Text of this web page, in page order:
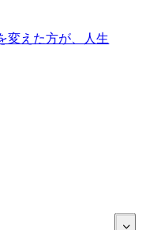
変えた方が、人生